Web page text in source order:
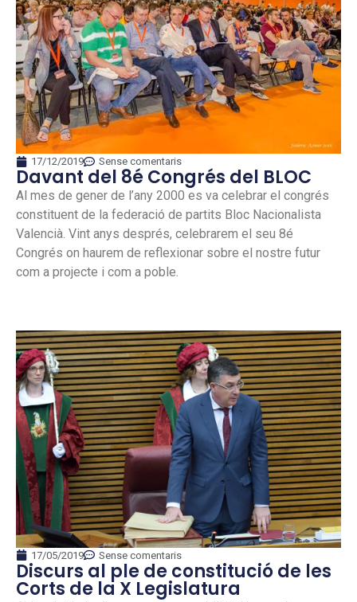
17/12/2019 Sense comentaris
Davant del 8é Congrés del BLOC
Al mes de gener de l’any 2000 es va celebrar el congrés
constituent de la federació de partits Bloc Nacionalista
Valencià. Vint anys després, celebrarem el seu 8é
Congrés on haurem de reflexionar sobre el nostre futur
com a projecte i com a poble.
17/05/2019 Sense comentaris
Discurs al ple de constitució de les
Corts de la X Legislatura